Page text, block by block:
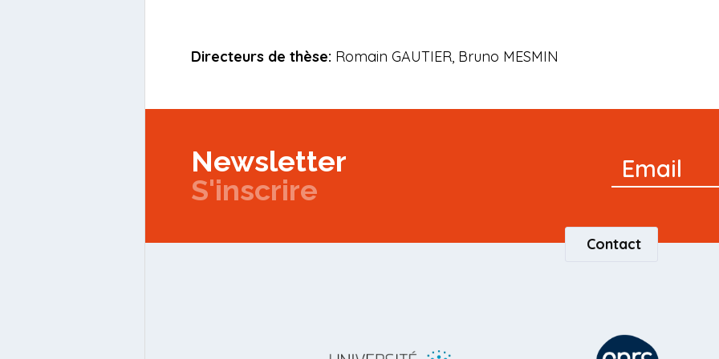
Directeurs de thèse: Romain GAUTIER, Bruno MESMIN
Newsletter
S'inscrire
Signup
Email
Contact